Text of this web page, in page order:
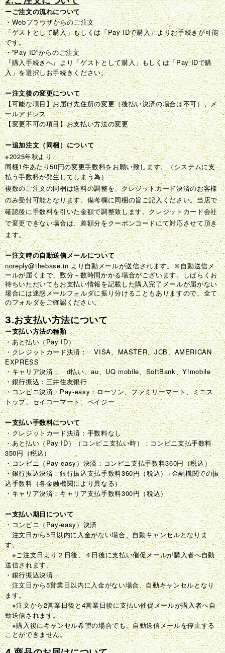
ーご注文の流れについて
・Webブラウザからのご注文
「ゲストとして購入」もしくは「Pay IDで購入」よりお手続きが可能
です。
・”Pay ID”からのご注文
『購入手続きへ』より「ゲストとして購入」もしくは「Pay IDで購
入」を選択しお手続きください。
ー注文後の変更について
【可能な項目】お届け先住所の変更（後払い決済の場合は不可）、メ
ールアドレス
【変更不可の項目】お支払い方法の変更
ー追加注文（同梱）について
※2025年秋より
同梱1件あたり50円の変更手数料をお願い致します。（システムに支
払う手数料が発生してしまう為）
複数のご注文の同梱は送料の調整を、クレジットカード決済のお客様
のみ受付可能となります。備考欄に同梱の旨ご記入ください。当店で
確認後に手数料を引いた金額で調整致します。クレジットカード会社
で変更できない場合は、差額分をクーポンコードにて対応させて頂き
ます。
ー注文時の自動送信メールについて
noreply@thebase.in より自動メールが送信されます。※自動送信メ
ールが届くまで、数分～数時間かかる場合がございます。しばらくお
待ちいただいてもお支払い情報を記載した購入完了メールが届かない
場合には迷惑メールフォルダに振り分けることもありますので、全て
のフォルダをご確認ください。
3.お支払い方法について
ー支払い方法の種類
・あと払い（Pay ID）
・クレジットカード決済： VISA、MASTER、JCB、AMERICAN
EXPRESS
・キャリア決済： d払い、au、UQ mobile、SoftBank、Y!mobile
・銀行振込：三井住友銀行
・コンビニ決済・Pay-easy：ローソン、ファミリーマート、ミニス
トップ、セイコーマート、ペイジー
ー支払い手数料について
・クレジットカード決済：手数料なし
・あと払い（Pay ID）（コンビニ支払い時）：コンビニ支払手数料
350円（税込）
・コンビニ（Pay-easy）決済：コンビニ支払手数料360円（税込）
・銀行振込決済：銀行振込支払手数料360円（税込）+金融機関での振
込手数料（各金融機関により異なる）
・キャリア決済：キャリア支払手数料300円（税込）
ー支払い期日について
・コンビニ（Pay-easy）決済
注文日から5日以内に入金がない場合、自動キャンセルとなりま
す。
※ご注文日より２日後、４日後に支払い催促メールが購入者へ自動
送信されます。
・銀行振込決済
注文日から5営業日以内に入金がない場合、自動キャンセルとなり
ます。
※注文から2営業日後と4営業日後に支払い催促メールが購入者へ自
動送信されます。
※購入後にキャンセル希望の場合でも、自動送信メールを停止する
ことができません。